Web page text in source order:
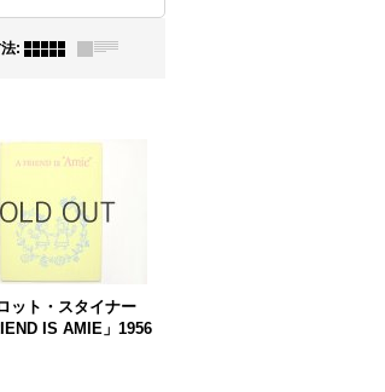
:
ット・スタイナー
IS AMIE」1956